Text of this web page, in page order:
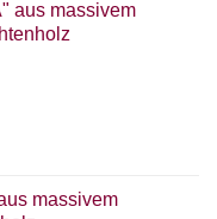
aus massivem
massivem